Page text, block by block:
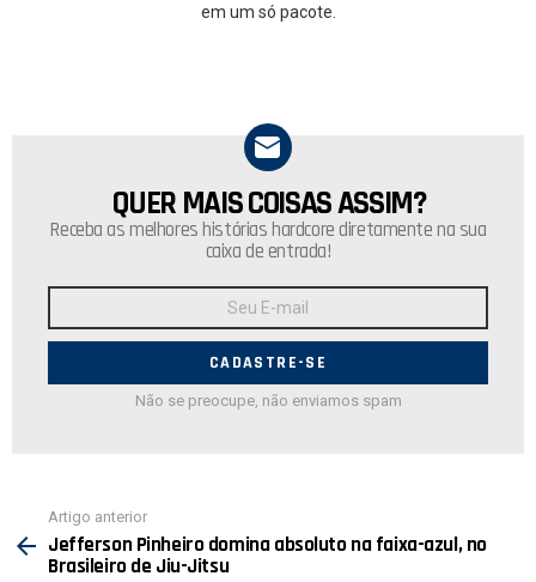
em um só pacote.
NEWSLETTER
QUER MAIS COISAS ASSIM?
Receba as melhores histórias hardcore diretamente na sua
caixa de entrada!
E-
Não se preocupe, não enviamos spam
mais
Artigo anterior
Jefferson Pinheiro domina absoluto na faixa-azul, no
Brasileiro de Jiu-Jitsu